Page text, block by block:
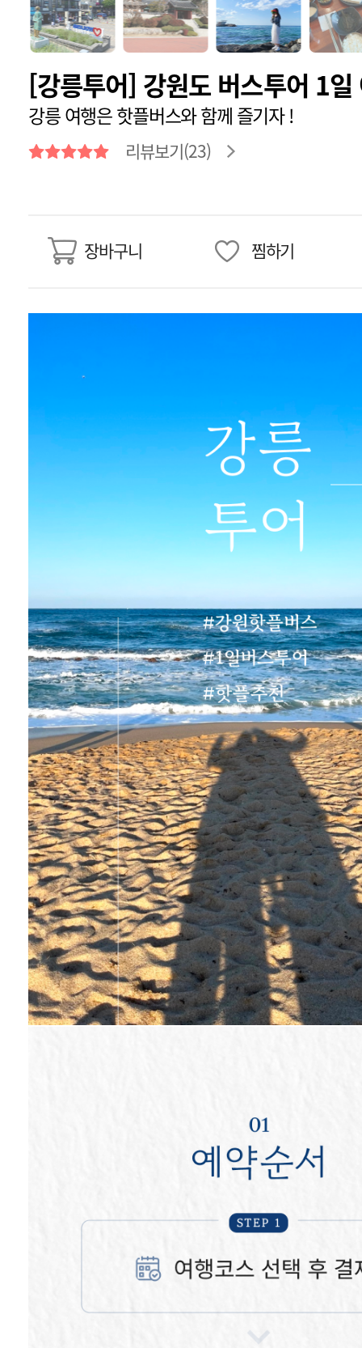
[강릉투어] 강원도 버스투어 1일
강릉 여행은 핫플버스와 함께 즐기자 !
리뷰보기(23)
장바구니 찜하기